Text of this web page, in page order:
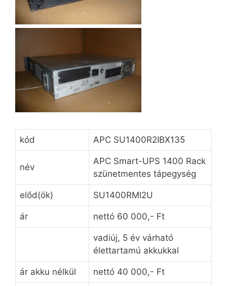
kód APC SU1400R2IBX135
név
APC Smart-UPS 1400 Rack
szünetmentes tápegység
előd(ök) SU1400RMI2U
ár nettó 60 000,- Ft
vadiúj, 5 év várható
élettartamú akkukkal
ár akku nélkül nettó 40 000,- Ft